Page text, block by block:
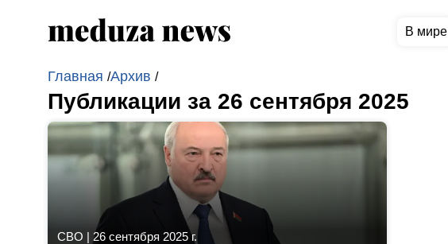
В мире
Главная /Архив /
Публикации за 26 сентября 2025
СВО | 26 сентября 2025 г.